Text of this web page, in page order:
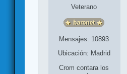
Veterano
Mensajes: 10893
Ubicación: Madrid
Crom contara los